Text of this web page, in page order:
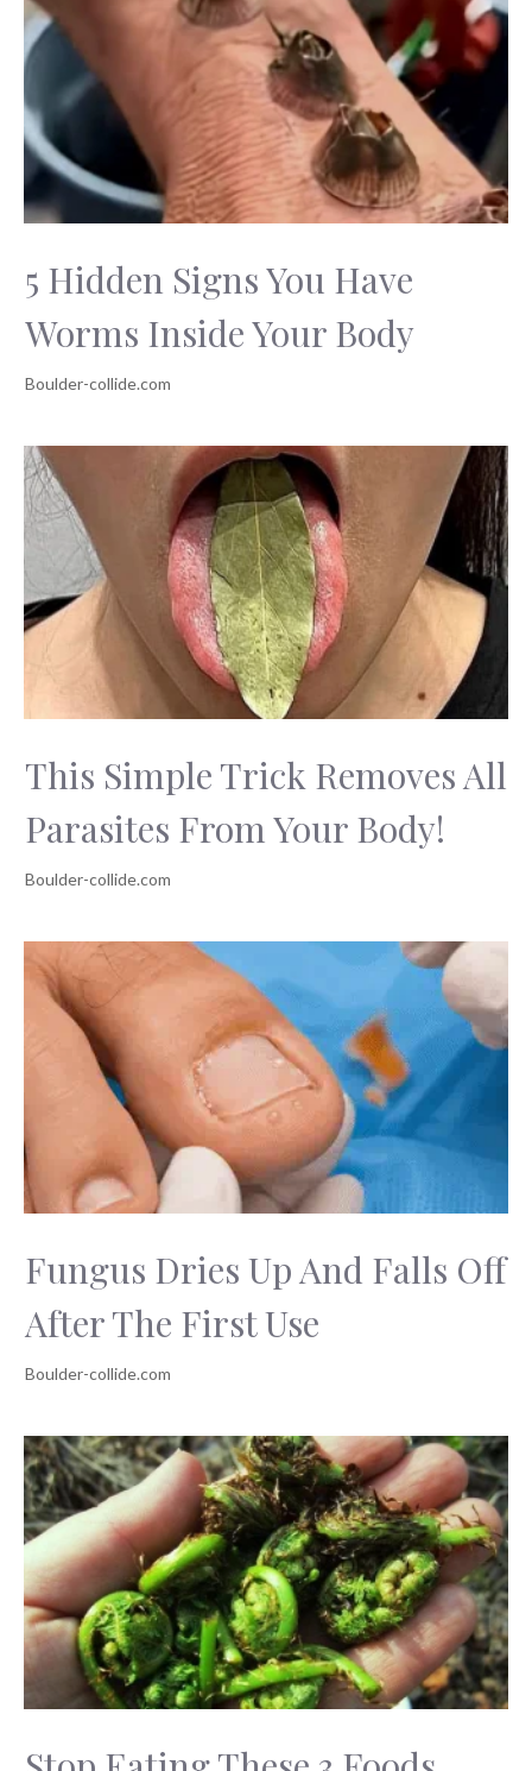
5 Hidden Signs You Have
Worms Inside Your Body
This Simple Trick Removes All
Parasites From Your Body!
Fungus Dries Up And Falls Off
After The First Use